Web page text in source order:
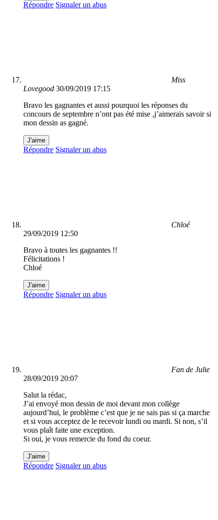
Répondre Signaler un abus
Miss
Lovegood 30/09/2019 17:15
Bravo les gagnantes et aussi pourquoi les réponses du
concours de septembre n’ont pas été mise ,j’aimerais savoir si
mon dessin as gagné.
J'aime
Répondre Signaler un abus
Chloé
29/09/2019 12:50
Bravo à toutes les gagnantes !!
Félicitations !
Chloé
J'aime
Répondre Signaler un abus
Fan de Julie
28/09/2019 20:07
Salut la rédac,
J’ai envoyé mon dessin de moi devant mon collège
aujourd’hui, le problème c’est que je ne sais pas si ça marche
et si vous acceptez de le recevoir lundi ou mardi. Si non, s’il
vous plaît faite une exception.
Si oui, je vous remercie du fond du coeur.
J'aime
Répondre Signaler un abus